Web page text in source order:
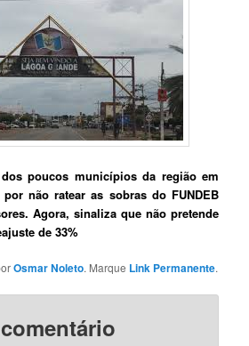
poucos municípios da região em
não ratear as sobras do FUNDEB
Agora, sinaliza que não pretende
de 33%
Osmar Noleto. Marque Link Permanente.